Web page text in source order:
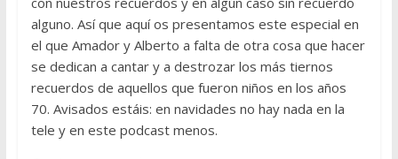
alguno. Así que aquí os presentamos este especial en
el que Amador y Alberto a falta de otra cosa que hacer
se dedican a cantar y a destrozar los más tiernos
recuerdos de aquellos que fueron niños en los años
70. Avisados estáis: en navidades no hay nada en la
tele y en este podcast menos.